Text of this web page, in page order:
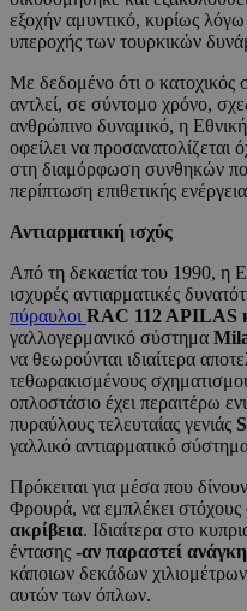
εξοχήν αμυντικό, κυρίως
υπεροχής των τουρκικών
Με δεδομένο ότι ο κατοχικός
αντλεί, σε σύντομο χρόνο,
ανθρώπινο δυναμικό, η
οφείλει να προσανατολίζεται
στη διαμόρφωση συνθηκών
περίπτωση επιθετικής
Αντιαρματική ισχύς
Από τη δεκαετία του 1990, η
ισχυρές αντιαρματικές
πύραυλοι RAC 112 APILAS
γαλλογερμανικό σύστημα
να θεωρούνται ιδιαίτερα
τεθωρακισμένους
οπλοστάσιο έχει περαιτέρω
πυραύλους τελευταίας γενιάς
γαλλικό αντιαρματικό
Πρόκειται για μέσα που
Φρουρά, να εμπλέκει στόχους
ακρίβεια. Ιδιαίτερα στο
έντασης -αν παραστεί
κάποιων δεκάδων
αυτών των όπλων.